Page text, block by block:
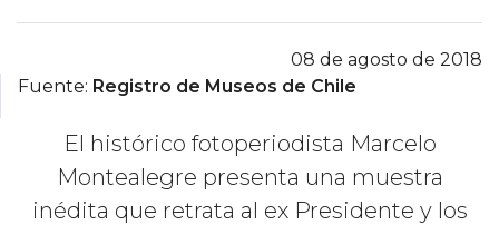
08 de agosto de 2018
Fuente: Registro de Museos de Chile
El histórico fotoperiodista Marcelo
Montealegre presenta una muestra
inédita que retrata al ex Presidente y los